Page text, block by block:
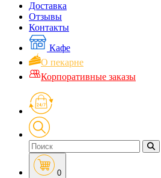
Доставка
Отзывы
Контакты
Кафе
О пекарне
Корпоративные заказы
0